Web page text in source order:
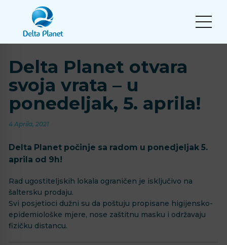
Delta Planet otvara
svoja vrata – u
ponedeljak, 5. aprila!
4 Aprila, 2021
Delta Planet počinje sa radom u ponedjeljak 5.
aprila od 9h!⁣
⁣⁣Rad ugostiteljskih lokala ograničen je isključivo na
šaltersku prodaju.⁣
⁣Svi posjetioci dužni su da poštuju propisane higijensko-
epidemiološke mjere, nose zaštitnu masku i održavaju
fizičku distancu.